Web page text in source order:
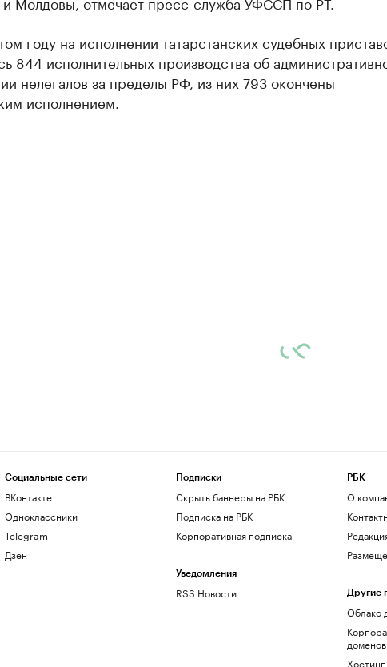
году на исполнении татарстанских судебных
844 исполнительных производства об
нелегалов за пределы РФ, из них 793 окончены
исполнением.
Социальные сети
ВКонтакте
Одноклассники
Telegram
Дзен
Подписки
Скрыть баннеры на РБК
Подписка на РБК
Корпоративная подписка
Уведомления
RSS Новости
РБК
О
Другие
Облако
доменов